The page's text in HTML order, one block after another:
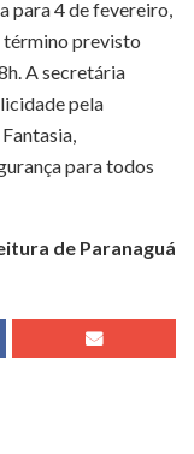
para 4 de fevereiro,
término previsto
A secretária
pela
para todos
de Paranaguá